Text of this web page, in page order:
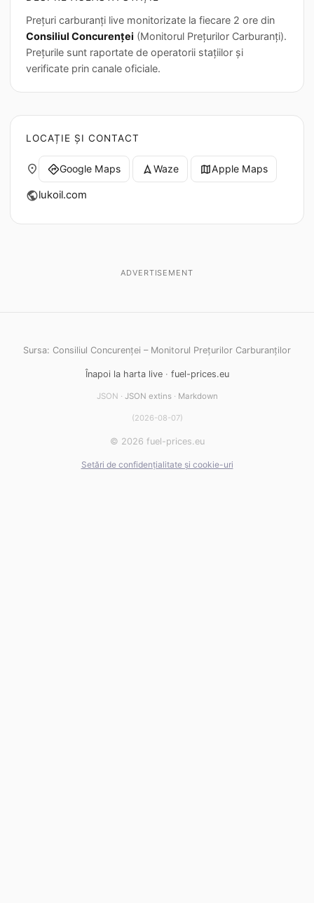
Prețuri carburanți live monitorizate la fiecare 2 ore din
Consiliul Concurenței (Monitorul Prețurilor Carburanți).
Prețurile sunt raportate de operatorii stațiilor și
verificate prin canale oficiale.
LOCAȚIE ȘI CONTACT
place directionsGoogle Maps navigation Waze mapApple Maps
publiclukoil.com
ADVERTISEMENT
Sursa: Consiliul Concurenței – Monitorul Prețurilor Carburanților
Înapoi la harta live· fuel-prices.eu
JSON · JSON extins· Markdown
(2026-08-07)
© 2026 fuel-prices.eu
Setări de confidențialitate și cookie-uri